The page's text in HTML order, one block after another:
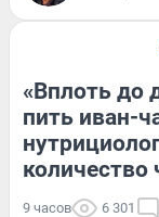
«Вплоть до
пить иван-
количество
9 часов 6 301